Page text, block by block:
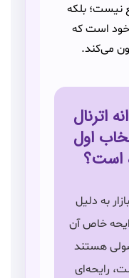
نیست؛ بلکه
خود است که
می‌کند.
اترنال
اول
است؟
به دلیل
خاص آن
هستند
رایحه‌ای